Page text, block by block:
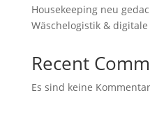
Housekeeping neu
Wäschelogistik & digitale
Recent
Es sind keine